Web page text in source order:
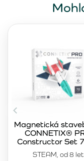
STEAM, od 8 let
Magnetická
CONNETIX®
Constructor Set